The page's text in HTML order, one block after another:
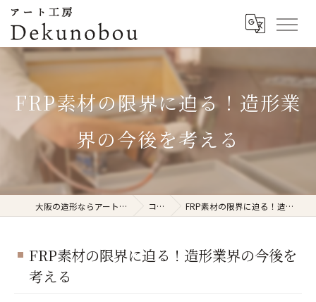
FRP素材の限界に迫る！造形業
界の今後を考える
大阪の造形ならアート工房Dekunobou コラム FRP素材の限界に迫る！造形業界の今後を考える
FRP素材の限界に迫る！造形業界の今後を
考える